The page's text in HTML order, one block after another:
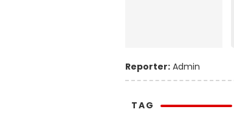
Reporter: Admin
TAG